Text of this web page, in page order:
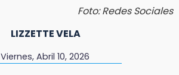
Foto: Redes Sociales
LIZZETTE VELA
Viernes, Abril 10, 2026